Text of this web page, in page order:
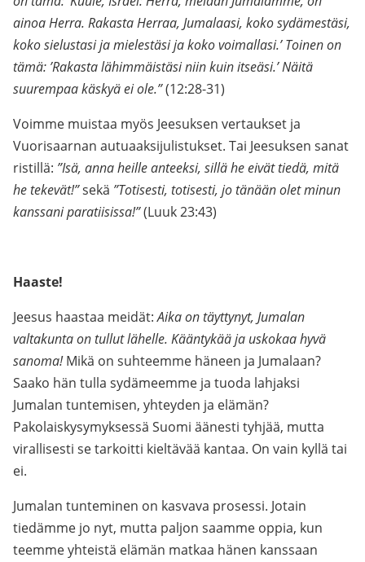
ainoa Herra. Rakasta Herraa, Jumalaasi, koko sydämestäsi,
koko sielustasi ja mielestäsi ja koko voimallasi.’ Toinen on
tämä: ’Rakasta lähimmäistäsi niin kuin itseäsi.’ Näitä
suurempaa käskyä ei ole.”(12:28-31)
Voimme muistaa myös Jeesuksen vertaukset ja
Vuorisaarnan autuaaksijulistukset. Tai Jeesuksen sanat
ristillä: ”Isä, anna heille anteeksi, sillä he eivät tiedä, mitä
he tekevät!”sekä ”Totisesti, totisesti, jo tänään olet minun
kanssani paratiisissa!”(Luuk 23:43)
Haaste!
Jeesus haastaa meidät:Aika on täyttynyt, Jumalan
valtakunta on tullut lähelle. Kääntykää ja uskokaa hyvä
sanoma!Mikä on suhteemme häneen ja Jumalaan?
Saako hän tulla sydämeemme ja tuoda lahjaksi
Jumalan tuntemisen, yhteyden ja elämän?
Pakolaiskysymyksessä Suomi äänesti tyhjää, mutta
virallisesti se tarkoitti kieltävää kantaa. On vain kyllä tai
ei.
Jumalan tunteminen on kasvava prosessi. Jotain
tiedämme jo nyt, mutta paljon saamme oppia, kun
teemme yhteistä elämän matkaa hänen kanssaan